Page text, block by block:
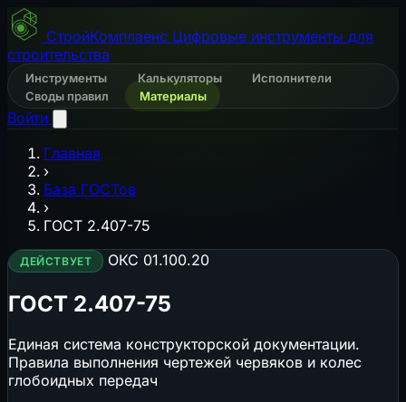
СтройКомплаенс Цифровые инструменты для
строительства
Инструменты Калькуляторы
Исполнители
Своды правил
Материалы
Войти
Главная
›
База ГОСТов
›
ГОСТ 2.407-75
ДЕЙСТВУЕТ ОКС 01.100.20
ГОСТ 2.407-75
Единая система конструкторской документации.
Правила выполнения чертежей червяков и колес
глобоидных передач